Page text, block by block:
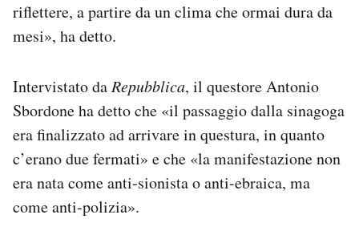
riflettere, a partire da un clima che ormai dura da
mesi», ha detto.
Intervistato daRepubblica, il questore Antonio
Sbordone ha detto che «il passaggio dalla sinagoga
era finalizzato ad arrivare in questura, in quanto
c’erano due fermati» e che «la manifestazione non
era nata come anti-sionista o anti-ebraica, ma
come anti-polizia».